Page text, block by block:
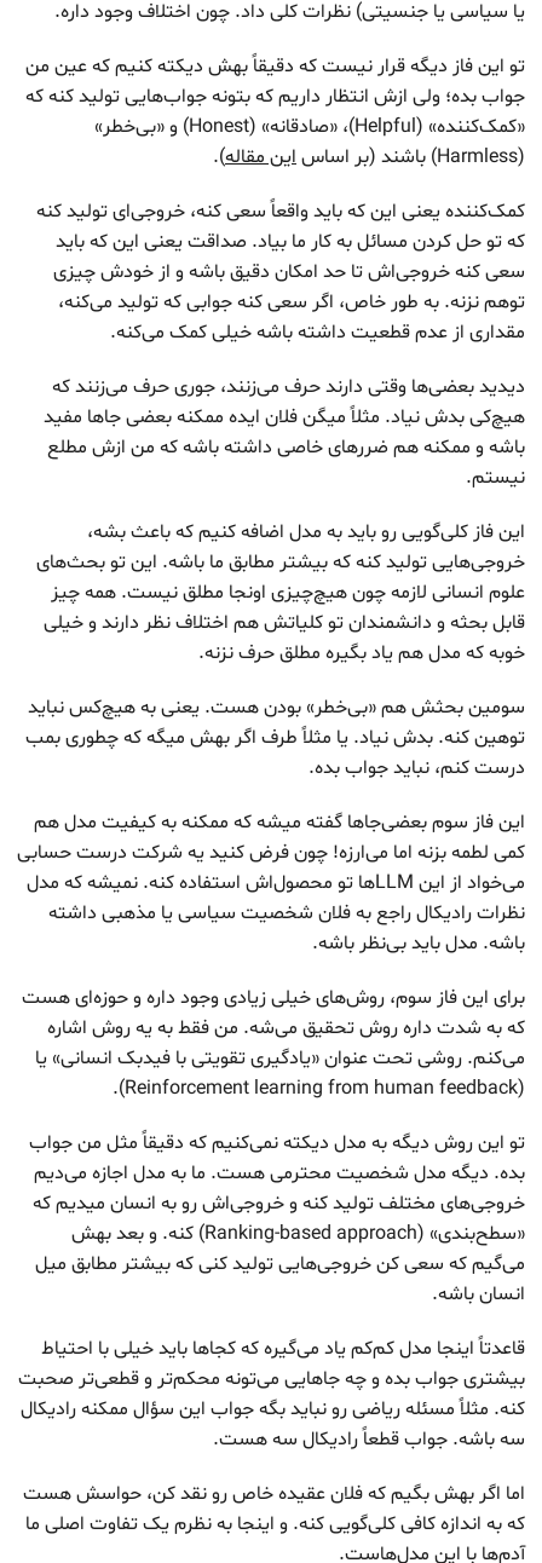
یا سیاسی یا جنسیتی) نظرات کلی داد. چون اختلاف وجود داره.
تو این فاز دیگه قرار نیست که دقیقاً بهش دیکته کنیم که عین من
جواب بده؛ ولی ازش انتظار داریم که بتونه جواب‌هایی تولید کنه که
«کمک‌کننده» (Helpful)، «صادقانه» (Honest) و «بی‌خطر»
(Harmless) باشند (بر اساس
این مقاله).
کمک‌کننده یعنی این که باید واقعاً سعی کنه، خروجی‌ای تولید کنه
که تو حل کردن مسائل به کار ما بیاد. صداقت یعنی این که باید
سعی کنه خروجی‌اش تا حد امکان دقیق باشه و از خودش چیزی
توهم نزنه. به طور خاص، اگر سعی کنه جوابی که تولید می‌کنه،
مقداری از عدم قطعیت داشته باشه خیلی کمک می‌کنه.
دیدید بعضی‌ها وقتی دارند حرف‌ می‌زنند، جوری حرف می‌زنند که
هیچ‌کی بدش نیاد. مثلاً میگن فلان ایده ممکنه بعضی جاها مفید
باشه و ممکنه هم ضررهای خاصی داشته باشه که من ازش مطلع
نیستم.
این فاز کلی‌گویی رو باید به مدل اضافه کنیم که باعث بشه،
خروجی‌هایی تولید کنه که بیشتر مطابق ما باشه. این تو بحث‌های
علوم انسانی لازمه چون هیچ‌چیزی اونجا مطلق نیست. همه چیز
قابل بحثه و دانشمندان تو کلیاتش هم اختلاف نظر دارند و خیلی
خوبه که مدل هم یاد بگیره مطلق حرف نزنه.
سومین بحثش هم «بی‌‌خطر» بودن هست. یعنی به هیچ‌کس نباید
توهین کنه. بدش نیاد. یا مثلاً طرف اگر بهش میگه که چطوری بمب
درست کنم، نباید جواب بده.
این فاز سوم بعضی‌جاها گفته میشه که ممکنه به کیفیت مدل هم
کمی لطمه بزنه اما می‌ارزه! چون فرض کنید یه شرکت درست حسابی
می‌خواد از این LLMها تو محصول‌اش استفاده کنه. نمیشه که مدل
نظرات رادیکال راجع به فلان شخصیت سیاسی یا مذهبی داشته
باشه. مدل باید بی‌نظر باشه.
برای این فاز سوم، روش‌های خیلی زیادی وجود داره و حوزه‌ای هست
که به شدت داره روش تحقیق می‌شه. من فقط به یه روش اشاره
می‌کنم. روشی تحت عنوان «یادگیری تقویتی با فیدبک انسانی» یا
(Reinforcement learning from human feedback).
تو این روش دیگه به مدل دیکته نمی‌کنیم که دقیقاً مثل من جواب
بده. دیگه مدل شخصیت محترمی هست. ما به مدل اجازه می‌دیم
خروجی‌های مختلف تولید کنه و خروجی‌اش رو به انسان میدیم که
«سطح‌بندی» (Ranking-based approach) کنه. و بعد بهش
می‌گیم که سعی کن خروجی‌هایی تولید کنی که بیشتر مطابق میل
انسان باشه.
قاعدتاً اینجا مدل کم‌کم یاد می‌گیره که کجاها باید خیلی با احتیاط
بیشتری جواب بده و چه جاهایی می‌تونه محکم‌تر و قطعی‌تر صحبت
کنه. مثلاً مسئله ریاضی رو نباید بگه جواب این سؤال ممکنه رادیکال
سه باشه. جواب قطعاً رادیکال سه هست.
اما اگر بهش بگیم که فلان عقیده خاص رو نقد کن، حواسش هست
که به اندازه کافی کلی‌گویی کنه. و اینجا به نظرم یک تفاوت اصلی ما
آدم‌ها با این مدل‌هاست.